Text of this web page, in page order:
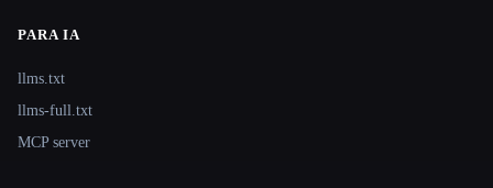
PARA IA
llms.txt
llms-full.txt
MCP server